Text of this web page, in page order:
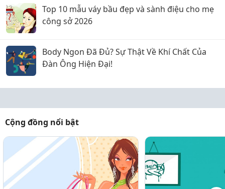
Top 10 mẫu váy bầu đẹp và sành điệu cho mẹ
công sở 2026
Body Ngon Đã Đủ? Sự Thật Về Khí Chất Của
Đàn Ông Hiện Đại!
Cộng đồng nổi bật